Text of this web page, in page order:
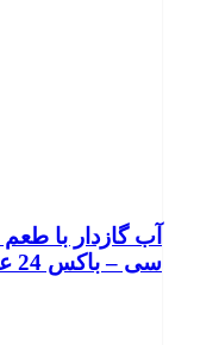
سی – باکس 24 عددی